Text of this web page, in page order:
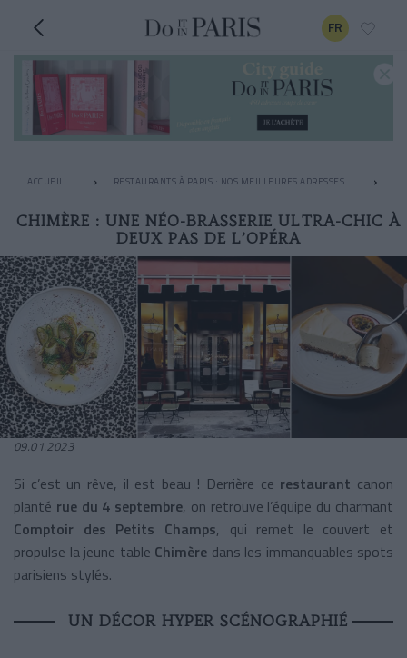
FR
ACCUEIL RESTAURANTS À PARIS : NOS MEILLEURES ADRESSES
CHIMÈRE : UNE NÉO-BRASSERIE ULTRA-CHIC À
DEUX PAS DE L’OPÉRA
09.01.2023
Si c’est un rêve, il est beau ! Derrière ce restaurant canon
planté rue du 4 septembre, on retrouve l’équipe du charmant
Comptoir des Petits Champs, qui remet le couvert et
propulse la jeune table Chimère dans les immanquables spots
parisiens stylés.
UN DÉCOR HYPER SCÉNOGRAPHIÉ